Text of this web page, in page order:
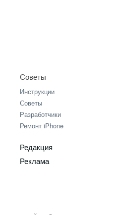
Советы
Инструкции
Советы
Разработчики
Ремонт iPhone
Редакция
Реклама